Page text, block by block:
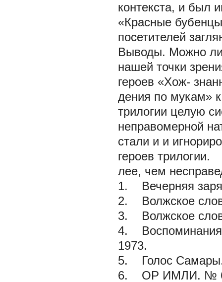
контекста, и был
«Красные
посетителей
Выводы. Можно ли
нашей точки
героев «Хож-
дения по мукам»
трилогии целую
неправомерной
стали и и
героев трилогии.
лее, чем
1. Вечерняя
2. Волжское
3. Волжское
4. Воспоминания
1973.
5. Голос Самары.
6. ОР ИМЛИ. №